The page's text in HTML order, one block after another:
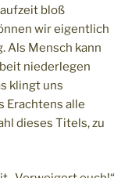
bloß
wir eigentlich
Als Mensch kann
niederlegen
klingt uns
Erachtens alle
dieses Titels, zu